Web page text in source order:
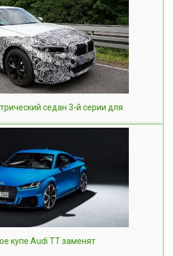
седан 3-й серии для
купе Audi TT заменят